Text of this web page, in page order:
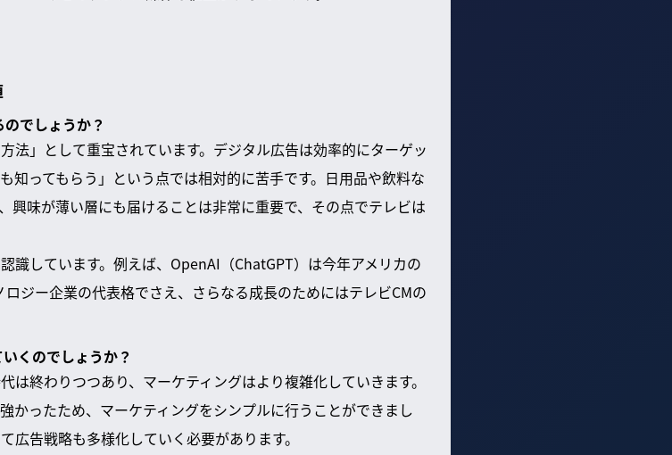
でしょうか？
法」として重宝されています。デジタル広告は効率的にターゲッ
知ってもらう」という点では相対的に苦手です。日用品や飲料な
興味が薄い層にも届けることは非常に重要で、その点でテレビは
識しています。例えば、OpenAI（ChatGPT）は今年アメリカの
ジー企業の代表格でさえ、さらなる成長のためにはテレビCMの
くのでしょうか？
終わりつつあり、マーケティングはより複雑化していきます。
かったため、マーケティングをシンプルに行うことができまし
告戦略も多様化していく必要があります。